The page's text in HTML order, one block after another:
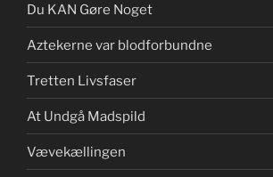
Du KAN Gøre Noget
Aztekerne var blodforbundne
Tretten Livsfaser
At Undgå Madspild
Vævekællingen